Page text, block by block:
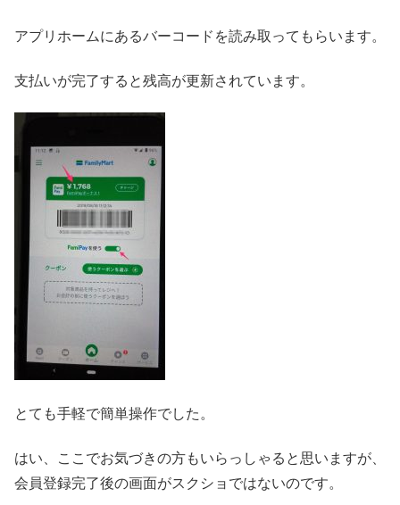
アプリホームにあるバーコードを読み取ってもらいます。
支払いが完了すると残高が更新されています。
とても手軽で簡単操作でした。
はい、ここでお気づきの方もいらっしゃると思いますが、
会員登録完了後の画面がスクショではないのです。